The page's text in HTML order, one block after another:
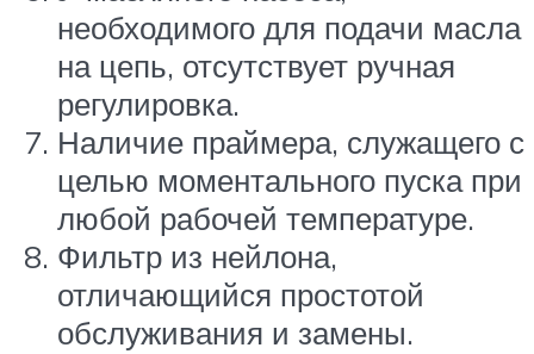
необходимого для подачи масла
на цепь, отсутствует ручная
регулировка.
Наличие праймера, служащего с
целью моментального пуска при
любой рабочей температуре.
Фильтр из нейлона,
отличающийся простотой
обслуживания и замены.